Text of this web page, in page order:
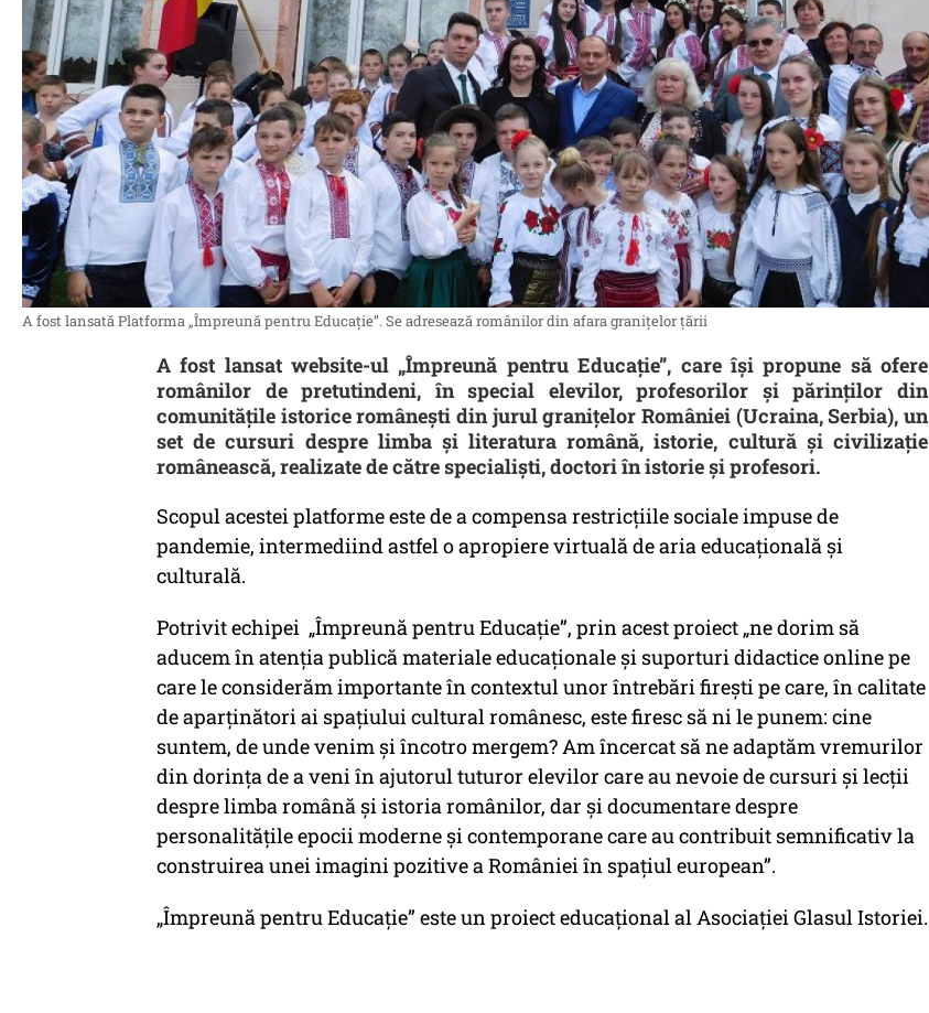
A fost lansată Platforma „Împreună pentru Educație”. Se adresează românilor din afara granițelor țării
A fost lansat website-ul „Împreună pentru Educație”, care își propune să ofere
românilor de pretutindeni, în special elevilor, profesorilor și părinților din
comunitățile istorice românești din jurul granițelor României (Ucraina, Serbia), un
set de cursuri despre limba și literatura română, istorie, cultură și civilizație
românească, realizate de către specialiști, doctori în istorie și profesori.
Scopul acestei platforme este de a compensa restricțiile sociale impuse de
pandemie, intermediind astfel o apropiere virtuală de aria educațională și
culturală.
Potrivit echipei „Împreună pentru Educație”, prin acest proiect „ne dorim să
aducem în atenția publică materiale educaționale și suporturi didactice online pe
care le considerăm importante în contextul unor întrebări firești pe care, în calitate
de aparținători ai spațiului cultural românesc, este firesc să ni le punem: cine
suntem, de unde venim și încotro mergem? Am încercat să ne adaptăm vremurilor
din dorința de a veni în ajutorul tuturor elevilor care au nevoie de cursuri și lecții
despre limba română și istoria românilor, dar și documentare despre
personalităţile epocii moderne şi contemporane care au contribuit semnificativ la
construirea unei imagini pozitive a României în spaţiul european”.
„Împreună pentru Educație” este un proiect educațional al Asociației Glasul Istoriei.